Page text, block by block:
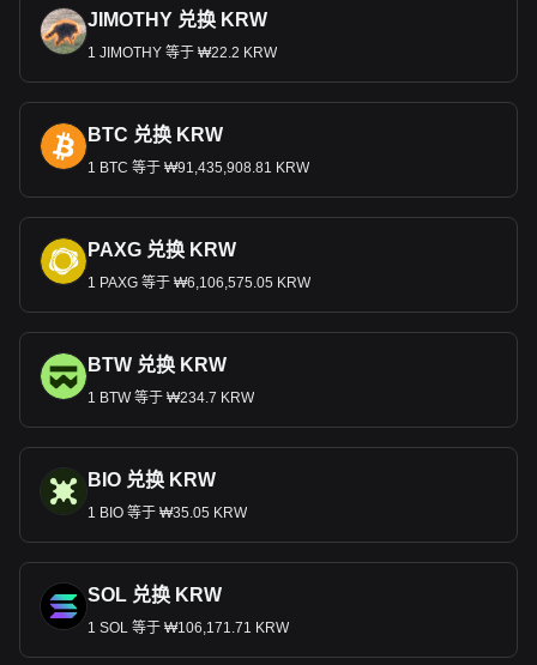
JIMOTHY 兑换 KRW
1 JIMOTHY 等于 ₩22.2 KRW
BTC 兑换 KRW
1 BTC 等于 ₩91,435,908.81 KRW
PAXG 兑换 KRW
1 PAXG 等于 ₩6,106,575.05 KRW
BTW 兑换 KRW
1 BTW 等于 ₩234.7 KRW
BIO 兑换 KRW
1 BIO 等于 ₩35.05 KRW
SOL 兑换 KRW
1 SOL 等于 ₩106,171.71 KRW